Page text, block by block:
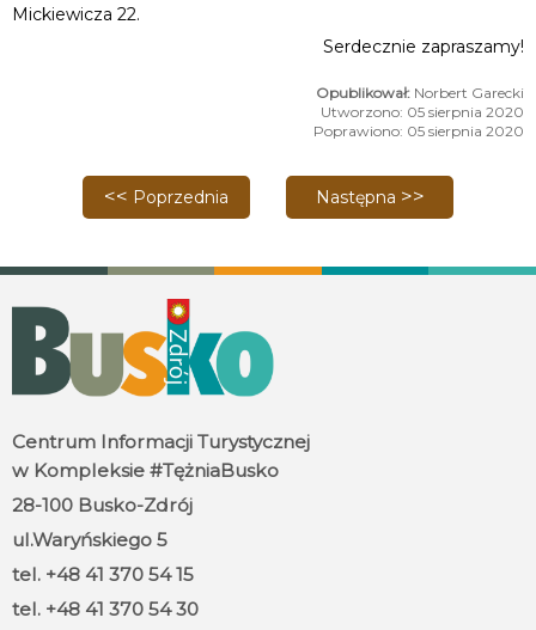
Mickiewicza 22.
Serdecznie zapraszamy!
Norbert Garecki
Utworzono: 05 sierpnia 2020
Poprawiono: 05 sierpnia 2020
Poprzednia strona: Program XXVI MFM im.
Poprzednia Następna strona:
Następna
Centrum Informacji Turystycznej
w Kompleksie #TężniaBusko
28-100 Busko-Zdrój
ul.Waryńskiego 5
tel. +48 41 370 54 15
tel. +48 41 370 54 30